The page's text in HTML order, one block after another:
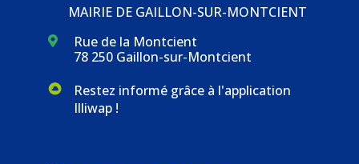
MAIRIE DE GAILLON-SUR-MONTCIENT

Rue de la Montcient
78 250 Gaillon-sur-Montcient
Restez informé grâce à l'application
Illiwap !